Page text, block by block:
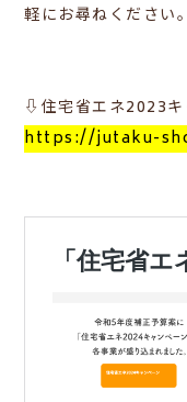
軽にお尋ねください。
⇩住宅省エネ2023キ
https://jutaku-